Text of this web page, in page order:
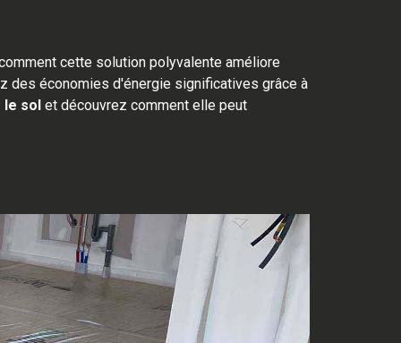
cette solution polyvalente améliore
des économies d'énergie significatives grâce à
le sol et découvrez comment elle peut